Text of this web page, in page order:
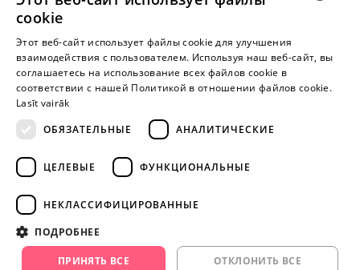
Внимание! Yesyes.lv содержит откровенную сексуальную
информацию и изо.
+371 29 994 357
info@yesyes.lv
facebook.com/yesyes.lv
RUSSIAN
cookie
Этот веб-сайт использует файлы cookie для улучшения
взаимодействия с пользователем. Используя наш веб-сайт, вы
соглашаетесь на использование всех файлов cookie в
соответствии с нашей Политикой в ​​отношении файлов cookie.
Lasīt vairāk
ОБЯЗАТЕЛЬНЫЕ
АНАЛИТИЧЕСКИЕ
ЦЕЛЕВЫЕ ФУНКЦИОНАЛЬНЫЕ
НЕКЛАССИФИЦИРОВАННЫЕ
ПОДРОБНЕЕ
ПРИНЯТЬ ВСЕ ОТКЛОНИТЬ ВСЕ